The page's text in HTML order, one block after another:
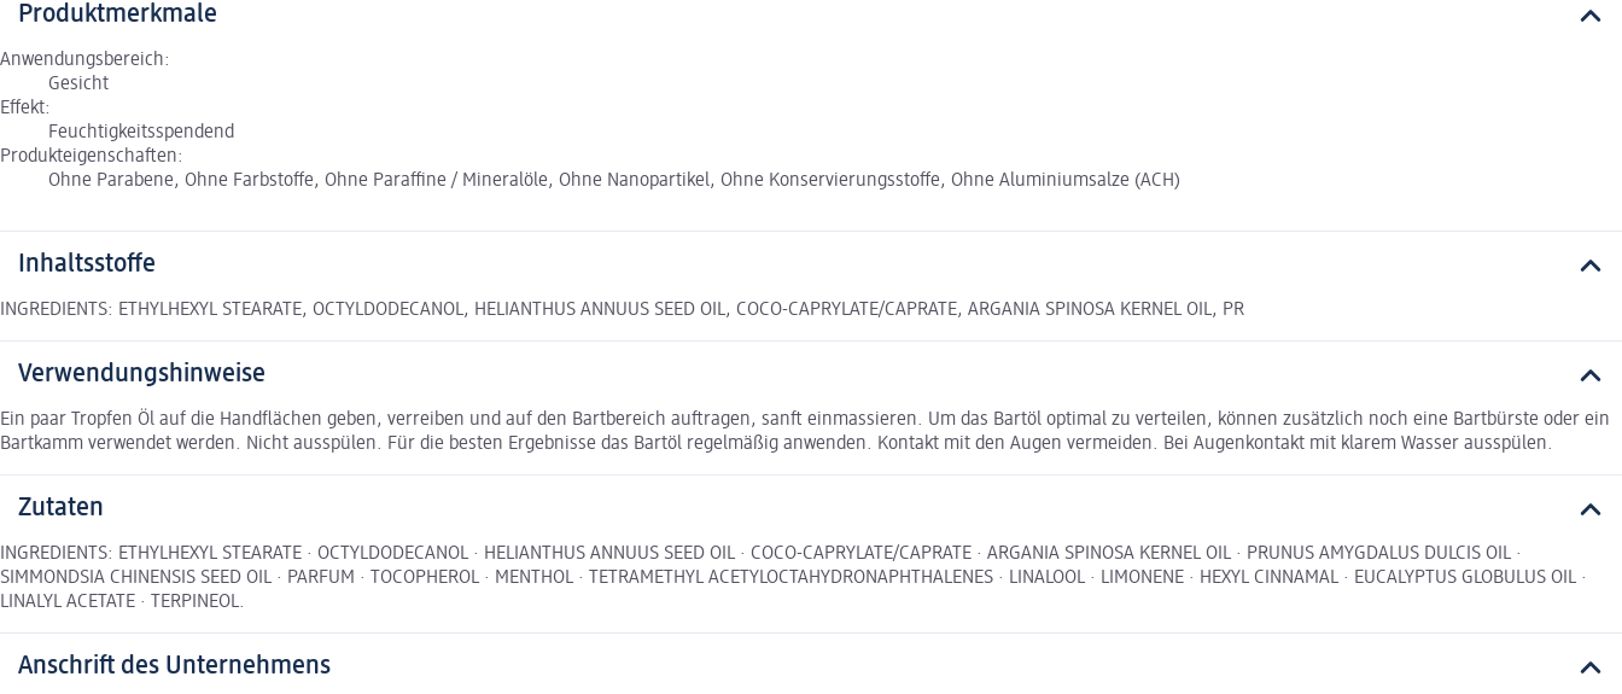
Produktmerkmale
Anwendungsbereich:
Gesicht
Effekt:
Feuchtigkeitsspendend
Produkteigenschaften:
Ohne Parabene, Ohne Farbstoffe, Ohne Paraffine / Mineralöle, Ohne Nanopartikel, Ohne Konservierungsstoffe, Ohne Aluminiumsalze (ACH)
Inhaltsstoffe
INGREDIENTS: ETHYLHEXYL STEARATE, OCTYLDODECANOL, HELIANTHUS ANNUUS SEED OIL, COCO-CAPRYLATE/CAPRATE, ARGANIA SPINOSA KERNEL OIL, PR
Verwendungshinweise
Ein paar Tropfen Öl auf die Handflächen geben, verreiben und auf den Bartbereich auftragen, sanft einmassieren. Um das Bartöl optimal zu verteilen, können zusätzlich noch eine Bartbürste oder ein
Bartkamm verwendet werden. Nicht ausspülen. Für die besten Ergebnisse das Bartöl regelmäßig anwenden. Kontakt mit den Augen vermeiden. Bei Augenkontakt mit klarem Wasser ausspülen.
Zutaten
INGREDIENTS: ETHYLHEXYL STEARATE · OCTYLDODECANOL · HELIANTHUS ANNUUS SEED OIL · COCO-CAPRYLATE/CAPRATE · ARGANIA SPINOSA KERNEL OIL · PRUNUS AMYGDALUS DULCIS OIL ·
SIMMONDSIA CHINENSIS SEED OIL · PARFUM · TOCOPHEROL · MENTHOL · TETRAMETHYL ACETYLOCTAHYDRONAPHTHALENES · LINALOOL · LIMONENE · HEXYL CINNAMAL · EUCALYPTUS GLOBULUS OIL ·
LINALYL ACETATE · TERPINEOL.
Anschrift des Unternehmens